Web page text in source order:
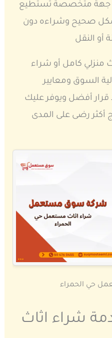
جهة متخصصة تستطيع
صحيح وشراءه دون
أو النقل
منزلي كامل أو شراء
السوق ومعايير
قرار أفضل ويوفر عليك
أكثر رضى على المدى
حي الحمراء
شراء اثاث